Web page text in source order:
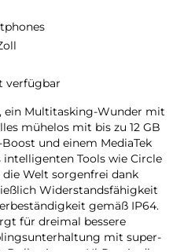
verfügbar
ein Multitasking-Wunder mit
mühelos mit bis zu 12 GB
und einem MediaTek
Tools wie Circle
Welt sorgenfrei dank
Widerstandsfähigkeit
gemäß IP64.
für dreimal bessere
mit super-